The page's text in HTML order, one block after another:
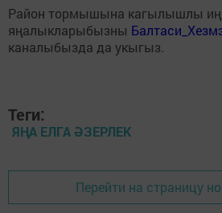
Район тормышына кагылышлы
яңалыкларыбызны
каналыбызда да укыгыз.
Теги:
ЯҢА ЕЛГА ӘЗЕРЛЕК
Перейти на страницу